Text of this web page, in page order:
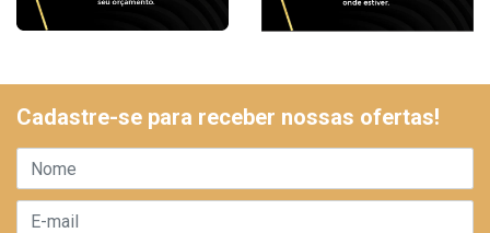
Cadastre-se para receber nossas ofertas!